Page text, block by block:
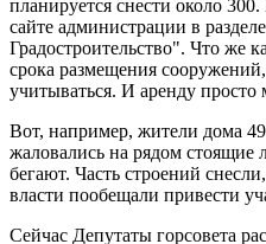
планируется снести около
сайте администрации в
Градостроительство". Что же
срока размещения
учитываться. И аренду просто
Вот, например, жители дома
жаловались на рядом стоящие
бегают. Часть строений
власти пообещали привести
Сейчас Депутаты горсовета